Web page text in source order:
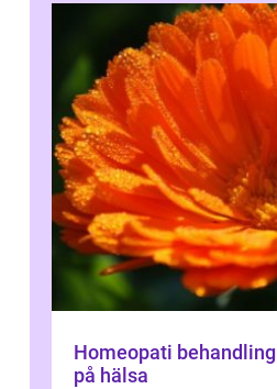
Homeopati behandling en helhetssyn
på hälsa